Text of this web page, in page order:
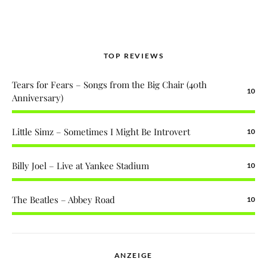
TOP REVIEWS
Tears for Fears – Songs from the Big Chair (40th
Anniversary)
10
Little Simz – Sometimes I Might Be Introvert 10
Billy Joel – Live at Yankee Stadium 10
The Beatles – Abbey Road 10
ANZEIGE